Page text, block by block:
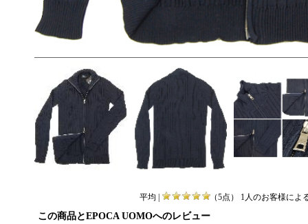
平均 | （5点） 1人のお客様によ
この商品とEPOCA UOMOへのレビュー